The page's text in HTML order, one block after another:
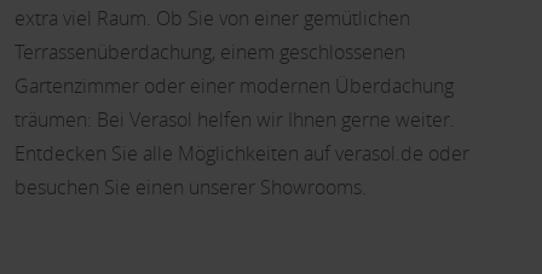
extra viel Raum. Ob Sie von einer gemütlichen
Terrassenüberdachung, einem geschlossenen
Gartenzimmer oder einer modernen Überdachung
träumen: Bei Verasol helfen wir Ihnen gerne weiter.
Entdecken Sie alle Möglichkeiten auf verasol.de oder
besuchen Sie einen unserer Showrooms.